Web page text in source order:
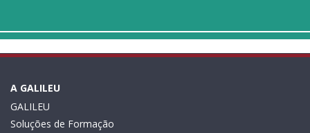
A GALILEU
GALILEU
Soluções de Formação